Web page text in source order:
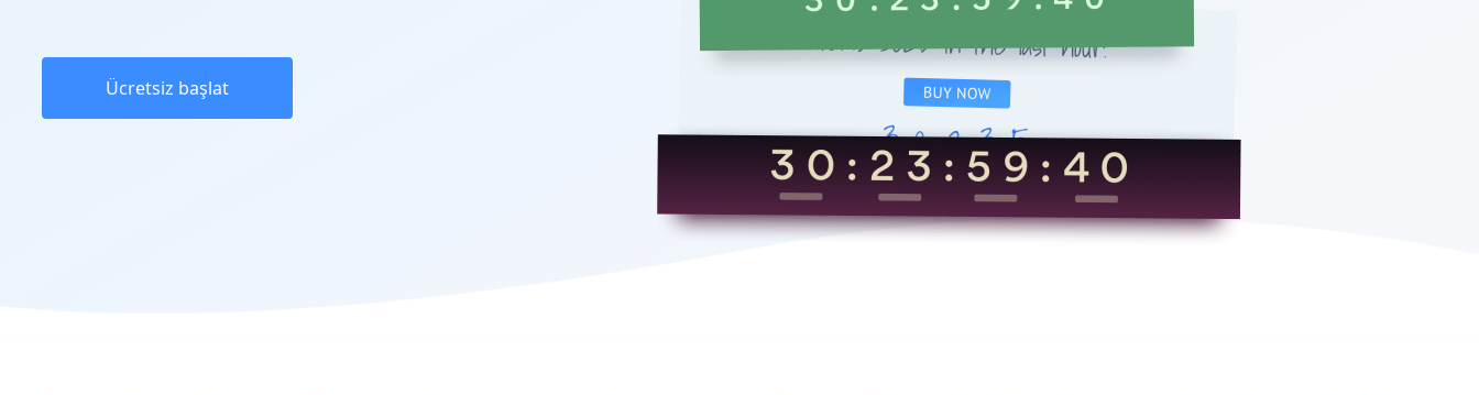
Ücretsiz başlat